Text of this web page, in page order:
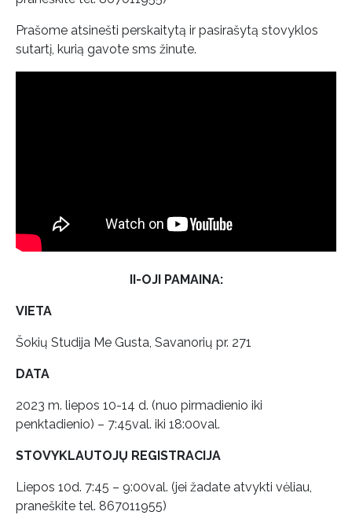
Prašome atsinešti perskaitytą ir pasirašytą stovyklos
sutartį, kurią gavote sms žinute.
II-OJI PAMAINA:
VIETA
Šokių Studija Me Gusta, Savanorių pr. 271
DATA
2023 m. liepos 10-14 d. (nuo pirmadienio iki
penktadienio) – 7:45val. iki 18:00val.
STOVYKLAUTOJŲ REGISTRACIJA
Liepos 10d. 7:45 – 9:00val. (jei žadate atvykti vėliau,
praneškite tel. 867011955)